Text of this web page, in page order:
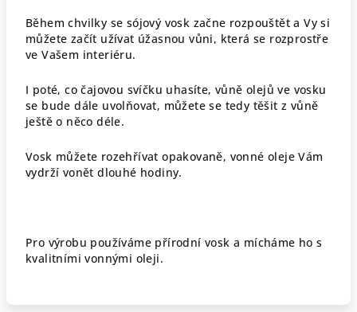
Během chvilky se sójový vosk začne rozpouštět a Vy si
můžete začít užívat úžasnou vůni, která se rozprostře
ve Vašem interiéru.
I poté, co čajovou svíčku uhasíte, vůně olejů ve vosku
se bude dále uvolňovat, můžete se tedy těšit z vůně
ještě o něco déle.
Vosk můžete rozehřívat opakovaně, vonné oleje Vám
vydrží vonět dlouhé hodiny.
Pro výrobu používáme přírodní vosk a mícháme ho s
kvalitními vonnými oleji.